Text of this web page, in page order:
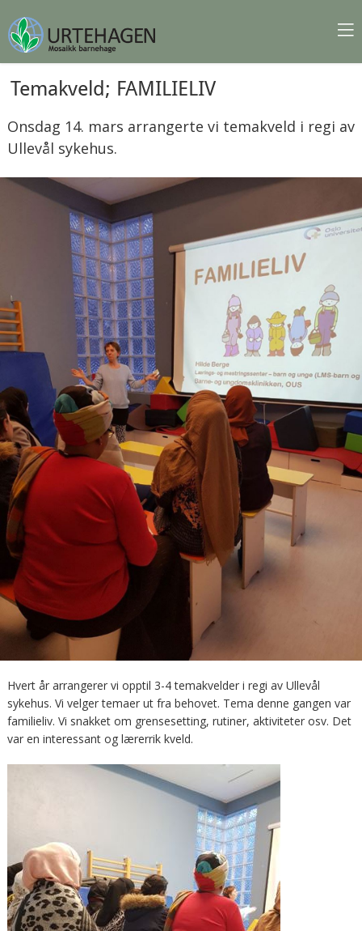
Temakveld; FAMILIELIV
Onsdag 14. mars arrangerte vi temakveld i regi av
Ullevål sykehus.
Hvert år arrangerer vi opptil 3-4 temakvelder i regi av Ullevål
sykehus. Vi velger temaer ut fra behovet. Tema denne gangen var
familieliv. Vi snakket om grensesetting, rutiner, aktiviteter osv. Det
var en interessant og lærerrik kveld.